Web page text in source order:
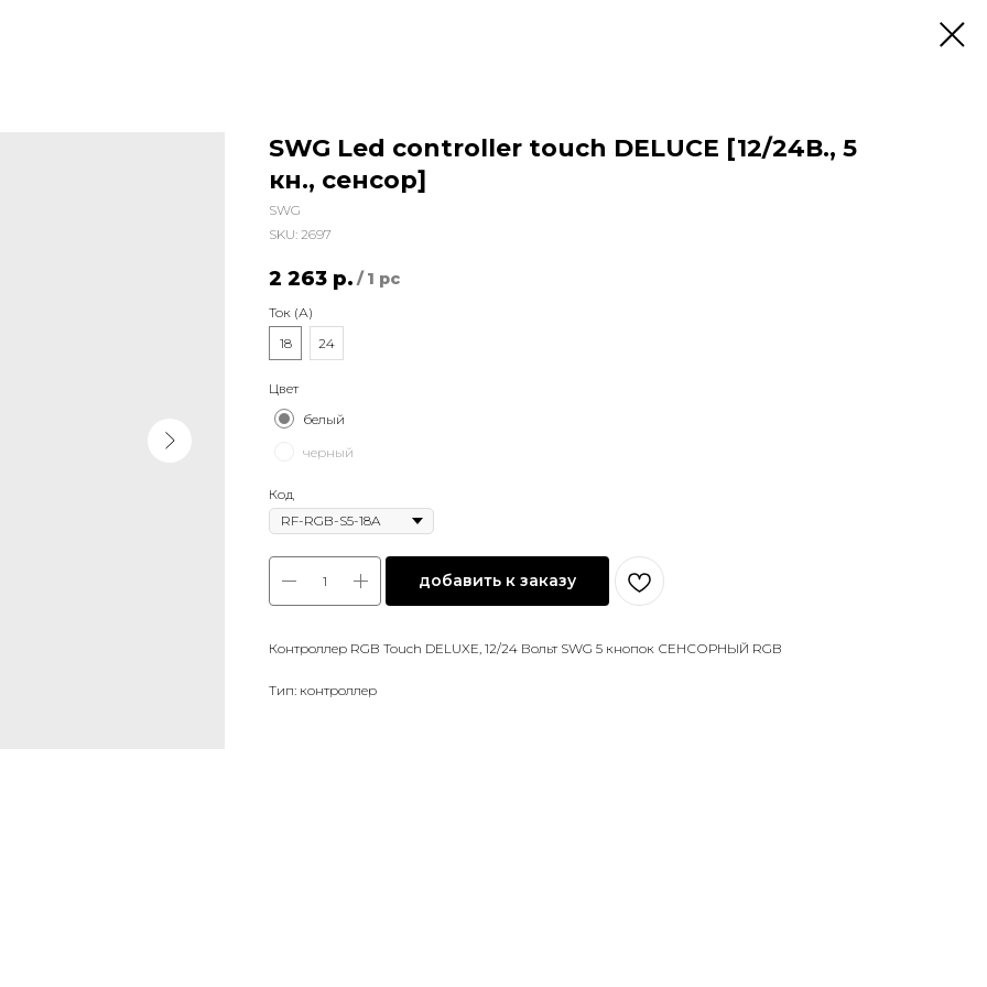
SWG Led controller touch DELUCE [12/24В., 5
кн., сенсор]
SWG
SKU: 2697
2 263 р. / 1 pc
Ток (А)
18
24
Цвет
белый
черный
Код
добавить к заказу
Контроллер RGB Touch DELUXE, 12/24 Вольт SWG 5 кнопок СЕНСОРНЫЙ RGB
Тип: контроллер